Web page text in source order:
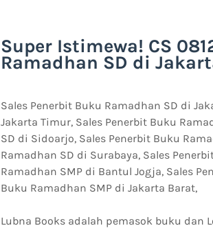
Super Istimewa! CS
Ramadhan SD di
Sales Penerbit Buku Ramadhan SD di
Jakarta Timur, Sales Penerbit Buku
SD di Sidoarjo, Sales Penerbit Buku
Ramadhan SD di Surabaya, Sales
Ramadhan SMP di Bantul Jogja, Sales
Buku Ramadhan SMP di Jakarta Barat,
Lubna Books adalah pemasok buku dan